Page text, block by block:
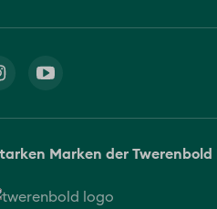
Marken der Twerenbold